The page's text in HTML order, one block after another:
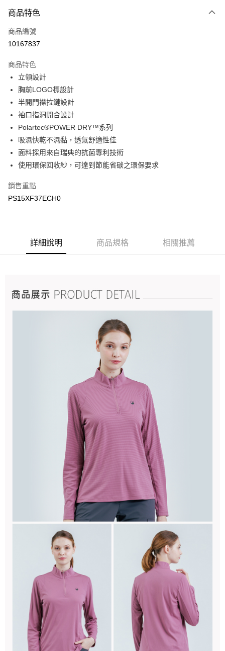
信用卡一次付款
LINE Pay
悠遊付
Google Pay
運送方式
每筆NT$90，滿NT$899(含以上)免運費
宅配(離島)
商品特色
商品編號
10167837
商品特色
立領設計
胸前LOGO標設計
半開門襟拉鏈設計
袖口指洞開合設計
Polartec®POWER DRY™系列
吸濕快乾不濕黏，透氣舒適性佳
面料採用來自瑞典的抗菌專利技術
使用環保回收紗，可達到節能省碳之環保要求
銷售重點
PS15XF37ECH0
詳細說明 商品規格 相關推薦